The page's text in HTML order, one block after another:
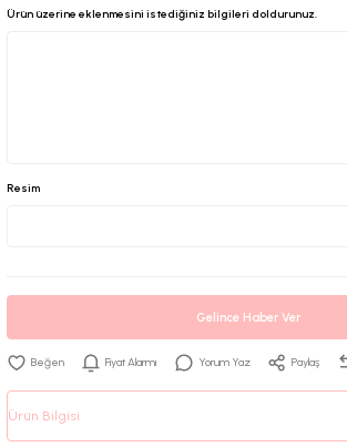
Ürün üzerine eklenmesini istediğiniz bilgileri doldurunuz.
Resim
Gelince Haber Ver
Fiyat Alarmı Yorum Yaz Paylaş
Ürün Bilgisi